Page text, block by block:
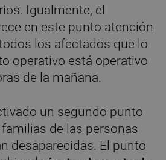
Igualmente, el
en este punto atención
los afectados que lo
operativo está operativo
de la mañana.
un segundo punto
de las personas
desaparecidas. El punto